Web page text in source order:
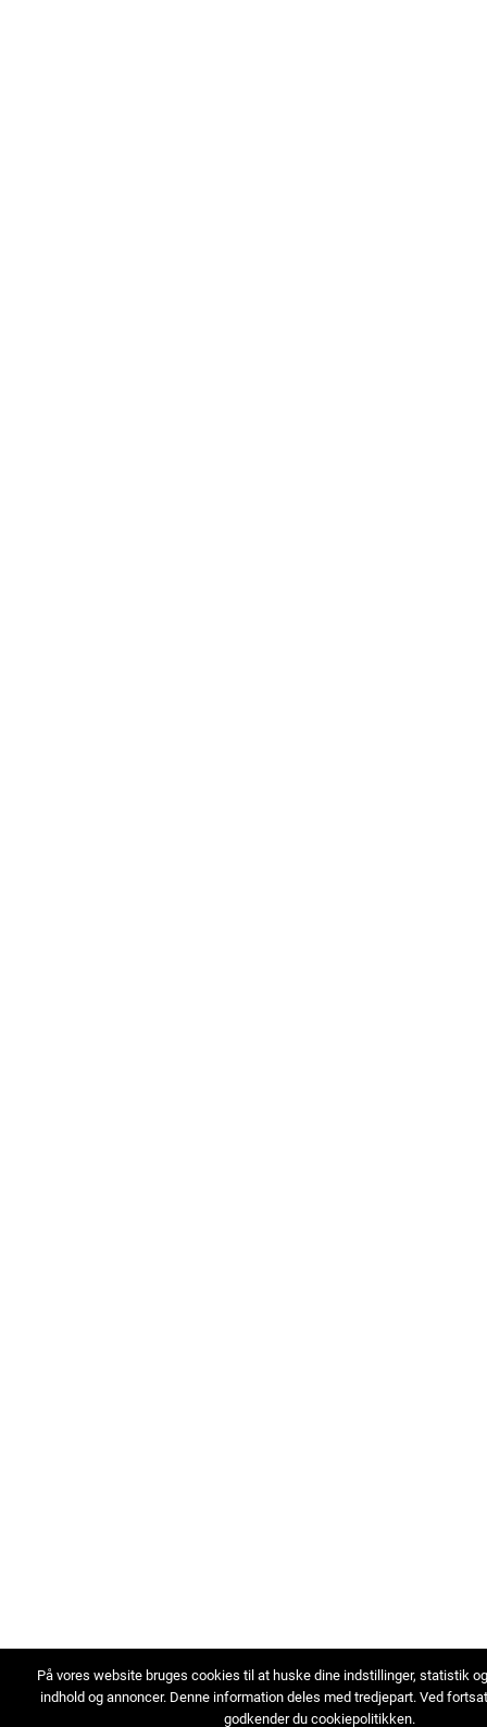
På vores website bruges cookies til at huske dine indstillinger, statistik
indhold og annoncer. Denne information deles med tredjepart. Ved
godkender du cookiepolitikken.